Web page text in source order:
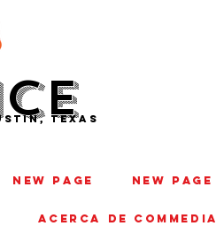
TEXAS
New Page New Page
ACERCA DE COMMEDIA